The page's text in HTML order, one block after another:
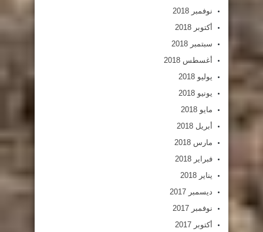
نوفمبر 2018
أكتوبر 2018
سبتمبر 2018
أغسطس 2018
يوليو 2018
يونيو 2018
مايو 2018
أبريل 2018
مارس 2018
فبراير 2018
يناير 2018
ديسمبر 2017
نوفمبر 2017
أكتوبر 2017